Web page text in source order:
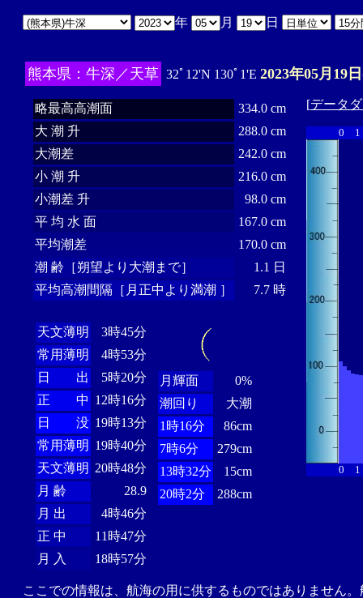
年 月 日
熊本県：牛深／天草 32ﾟ12'N 130ﾟ1'E 2023年05月19
略最高高潮面
334.0 cm
大 潮 升
288.0 cm
大潮差
242.0 cm
小 潮 升
216.0 cm
小潮差 升
98.0 cm
平 均 水 面
167.0 cm
平均潮差
170.0 cm
潮 齢［朔望より大潮まで］
1.1 日
平均高潮間隔［月正中より満潮 ］
7.7 時
天文薄明
3時45分
常用薄明
4時53分
日 出
5時20分
正 中 12時16分
日 没 19時13分
常用薄明 19時40分
天文薄明 20時48分
月 齢
28.9
月 出
4時46分
正 中
11時47分
月 入
18時57分
月輝面
0%
潮回り
大潮
1時16分
86cm
7時6分
279cm
13時32分
15cm
20時2分
288cm
[データ
0 1
0 1
ここでの情報は、航海の用に供するものではありません